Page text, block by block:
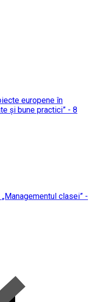
europene în
și bune practici” - 8
clasei” -